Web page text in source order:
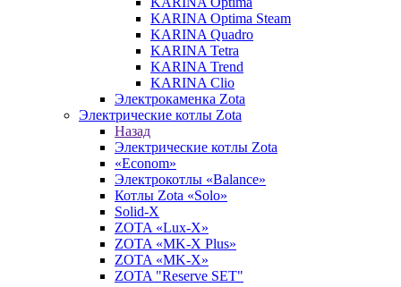
KARINA Optima Steam
KARINA Quadro
KARINA Tetra
KARINA Trend
KARINA Clio
Электрокаменка Zota
Электрические котлы Zota
Назад
Электрические котлы Zota
«Econom»
Электрокотлы «Balance»
Котлы Zota «Solo»
Solid-X
ZOTA «Lux-X»
ZOTA «MK-X Plus»
ZOTA «MK-X»
ZOTA "Reserve SET"